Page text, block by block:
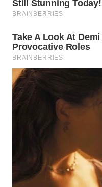
WN
CIANJUR
WN
KEPULAUAN
TANGERANG
CIREBON